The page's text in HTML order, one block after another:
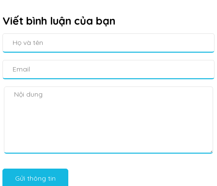
Viết bình luận của bạn
Gửi thông tin